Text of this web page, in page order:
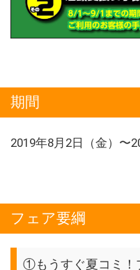
期間
2019年8月2日（金）〜
フェア要綱
①もうすぐ夏コミ！